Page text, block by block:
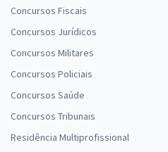
Concursos Fiscais
Concursos Jurídicos
Concursos Militares
Concursos Policiais
Concursos Saúde
Concursos Tribunais
Residência Multiprofissional